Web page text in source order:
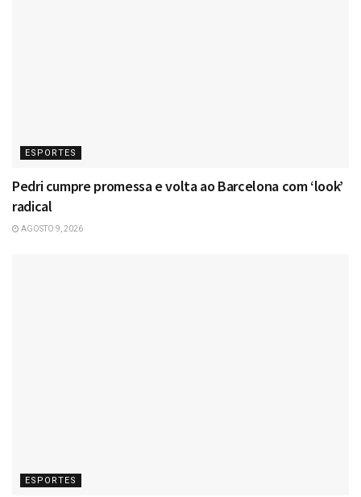
ESPORTES
Pedri cumpre promessa e volta ao Barcelona com ‘look’
radical
AGOSTO 9, 2026
ESPORTES